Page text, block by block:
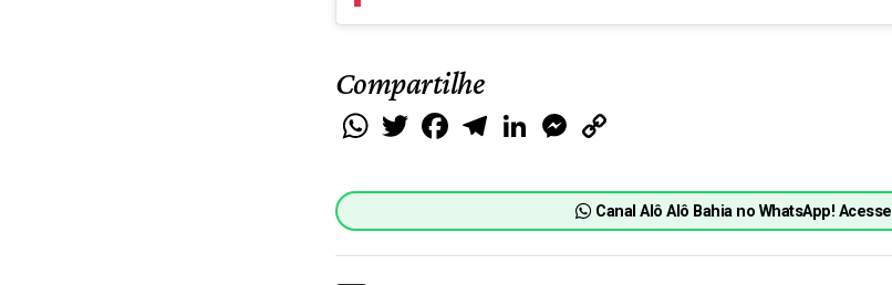
Compartilhe
WhatsApp
Twitter FacebookTelegramLinkedIn Messenger
Canal Alô Alô Bahia no WhatsApp! Acesse